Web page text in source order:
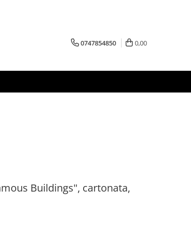
0747854850 0,00
Buildings", cartonata,